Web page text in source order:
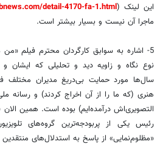
این لینک (detail-4170-fa-1.html
ماجرا آن نیست و بسیار بیشتر است.
5- اشاره به سوابق کارگردان محترم فیلم
نوع نگاه و زاویه دید و تحلیلی که ایشان و
سال‌ها مورد حمایت بی‌دریغ مدیران مختلف
هنری (که ما را از آن اخراج کردند) و
التصویری‌اش درآمده‌ایم) بوده است. همین
رئیس یکی از پربودجه‌ترین گروه‌های
«مظلوم‌نمایی» از پاسخ به استدلال‌های